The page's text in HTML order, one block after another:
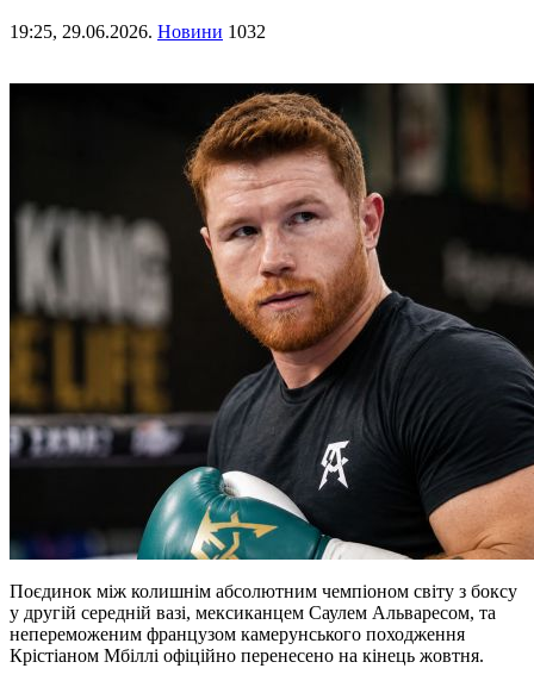
19:25, 29.06.2026. Новини 1032
Поєдинок між колишнім абсолютним чемпіоном світу з боксу
у другій середній вазі, мексиканцем Саулем Альваресом, та
непереможеним французом камерунського походження
Крістіаном Мбіллі офіційно перенесено на кінець жовтня.